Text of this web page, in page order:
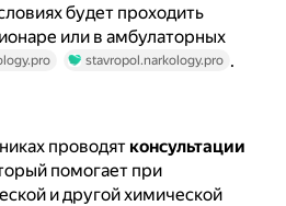
будет проходить
или в амбулаторных
stavropol.narkology.pro .
проводят консультации
помогает при
и другой химической